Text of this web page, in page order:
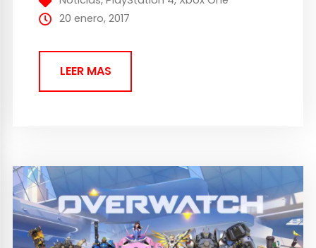
NetherRealm Studios llevan trabajando
20 enero, 2017
LEER MAS